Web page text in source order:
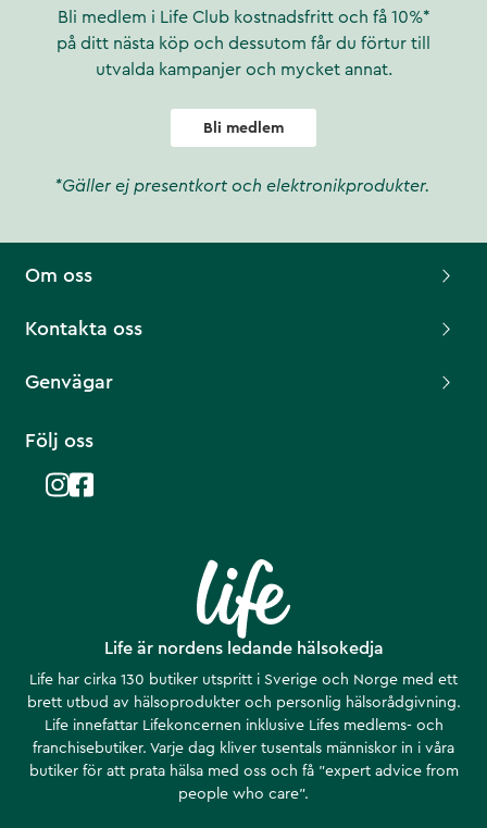
Bli medlem i Life Club kostnadsfritt och få 10%*
på ditt nästa köp och dessutom får du förtur till
utvalda kampanjer och mycket annat.
Bli medlem
*Gäller ej presentkort och elektronikprodukter.
Life är nordens ledande hälsokedja
Life har cirka 130 butiker utspritt i Sverige och Norge med ett
brett utbud av hälsoprodukter och personlig hälsorådgivning.
Life innefattar Lifekoncernen inklusive Lifes medlems- och
franchisebutiker. Varje dag kliver tusentals människor in i våra
butiker för att prata hälsa med oss och få ”expert advice from
people who care”.
Om oss
Kontakta oss
Genvägar
Följ oss